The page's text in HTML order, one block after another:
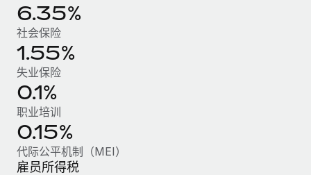
6.35%
社会保险
1.55%
失业保险
0.1%
职业培训
0.15%
代际公平机制（MEI）
雇员所得税